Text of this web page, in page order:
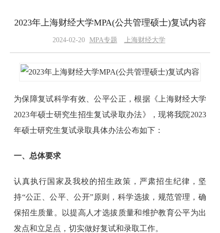
2023年上海财经大学MPA(公共管理硕士)复试内容
2024-02-20 MPA专题 上海财经大学
为保障复试科学有效、公平公正，根据《上海财经大学
2023年硕士研究生招生复试录取办法》，现将我院2023
年硕士研究生复试录取具体办法公布如下：
一、总体要求
认真执行国家及我校的招生政策，严肃招生纪律，坚
持“公正、公平、公开”原则，科学选拔，规范管理，确
保招生质量。以提高人才选拔质量和维护教育公平为出
发点和立足点，切实做好复试和录取工作。